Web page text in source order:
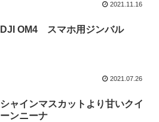
2021.11.16
DJI OM4 スマホ用ジンバル
2021.07.26
シャインマスカットより甘いクイ
ーンニーナ